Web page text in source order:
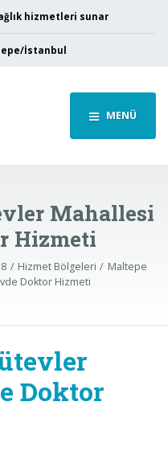
hizmetleri sunar
İstanbul
MENÜ
Mahallesi
Hizmeti
Hizmet Bölgeleri
Maltepe
Doktor Hizmeti
Doktor